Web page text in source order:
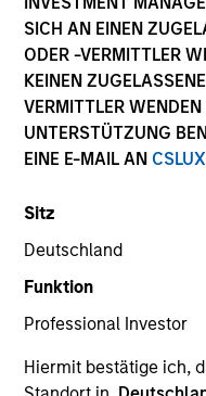
SICH AN EINEN
ODER -VERMITTLER
KEINEN
VERMITTLER
UNTERSTÜTZUNG
EINE E-MAIL AN
Sitz
Deutschland
Funktion
Professional Investor
Hiermit bestätige ich,
Healthcare
COUNTRY
United States